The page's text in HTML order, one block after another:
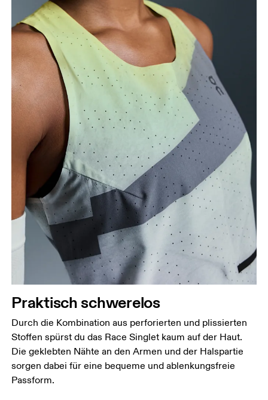
Praktisch schwerelos
Durch die Kombination aus perforierten und plissierten
Stoffen spürst du das Race Singlet kaum auf der Haut.
Die geklebten Nähte an den Armen und der Halspartie
sorgen dabei für eine bequeme und ablenkungsfreie
Passform.